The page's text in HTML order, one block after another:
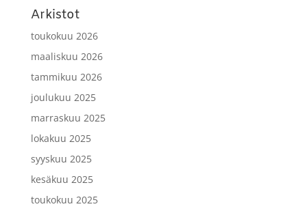
Arkistot
toukokuu 2026
maaliskuu 2026
tammikuu 2026
joulukuu 2025
marraskuu 2025
lokakuu 2025
syyskuu 2025
kesäkuu 2025
toukokuu 2025